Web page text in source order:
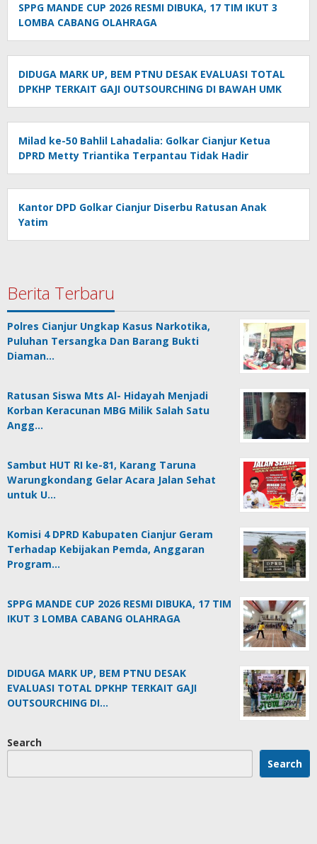
SPPG MANDE CUP 2026 RESMI DIBUKA, 17 TIM IKUT 3
LOMBA CABANG OLAHRAGA
DIDUGA MARK UP, BEM PTNU DESAK EVALUASI TOTAL
DPKHP TERKAIT GAJI OUTSOURCHING DI BAWAH UMK
Milad ke-50 Bahlil Lahadalia: Golkar Cianjur Ketua
DPRD Metty Triantika Terpantau Tidak Hadir
Kantor DPD Golkar Cianjur Diserbu Ratusan Anak
Yatim
Berita Terbaru
Polres Cianjur Ungkap Kasus Narkotika,
Puluhan Tersangka Dan Barang Bukti
Diaman…
Ratusan Siswa Mts Al- Hidayah Menjadi
Korban Keracunan MBG Milik Salah Satu
Angg…
Sambut HUT RI ke-81, Karang Taruna
Warungkondang Gelar Acara Jalan Sehat
untuk U…
Komisi 4 DPRD Kabupaten Cianjur Geram
Terhadap Kebijakan Pemda, Anggaran
Program…
SPPG MANDE CUP 2026 RESMI DIBUKA, 17 TIM
IKUT 3 LOMBA CABANG OLAHRAGA
DIDUGA MARK UP, BEM PTNU DESAK
EVALUASI TOTAL DPKHP TERKAIT GAJI
OUTSOURCHING DI…
Search
Search